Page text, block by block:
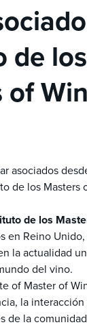
de los
of
asociados
de los Masters
de los
en Reino
la actualidad
del vino.
of Master of
la
de la